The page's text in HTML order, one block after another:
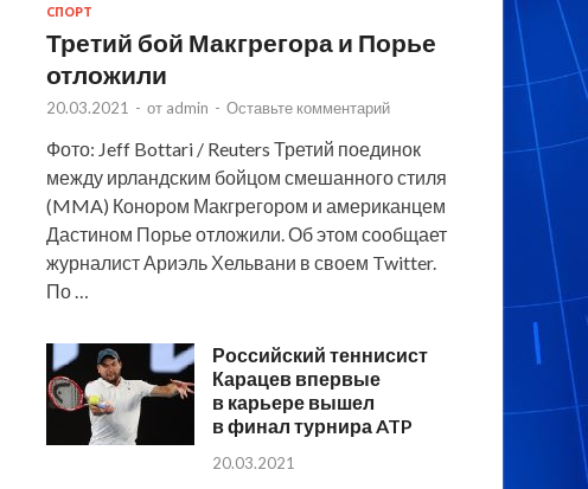
СПОРТ
Третий бой Макгрегора и Порье
отложили
20.03.2021 - от admin - Оставьте комментарий
Фото: Jeff Bottari / Reuters Третий поединок
между ирландским бойцом смешанного стиля
(MMA) Конором Макгрегором и американцем
Дастином Порье отложили. Об этом сообщает
журналист Ариэль Хельвани в своем Twitter.
По …
Российский теннисист
Карацев впервые
в карьере вышел
в финал турнира ATP
20.03.2021